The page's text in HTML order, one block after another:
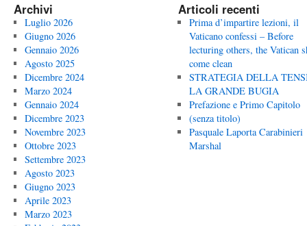
Archivi
Luglio 2026
Giugno 2026
Gennaio 2026
Agosto 2025
Dicembre 2024
Marzo 2024
Gennaio 2024
Dicembre 2023
Novembre 2023
Ottobre 2023
Settembre 2023
Agosto 2023
Giugno 2023
Aprile 2023
Marzo 2023
Articoli recenti
Prima d’impartire lezioni, il
Vaticano confessi – Before
lecturing others, the Vatican
come clean
STRATEGIA DELLA
LA GRANDE BUGIA
Prefazione e Primo Capitolo
(senza titolo)
Pasquale Laporta Carabinieri
Marshal